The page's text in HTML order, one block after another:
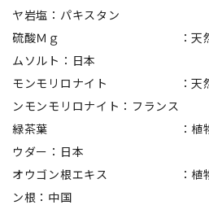
ヤ岩塩：パキスタン
硫酸Ｍｇ ：天然由来：
ムソルト：日本
モンモリロナイト ：天然由
ンモンモリロナイト：フランス
緑茶葉 ：植物由来：
ウダー：日本
オウゴン根エキス ：植物由
ン根：中国